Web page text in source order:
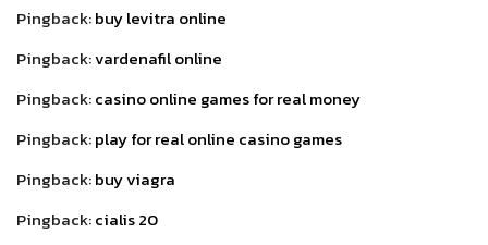
Pingback:buy levitra online
Pingback:vardenafil online
Pingback:casino online games for real money
Pingback:play for real online casino games
Pingback:buy viagra
Pingback:cialis 20